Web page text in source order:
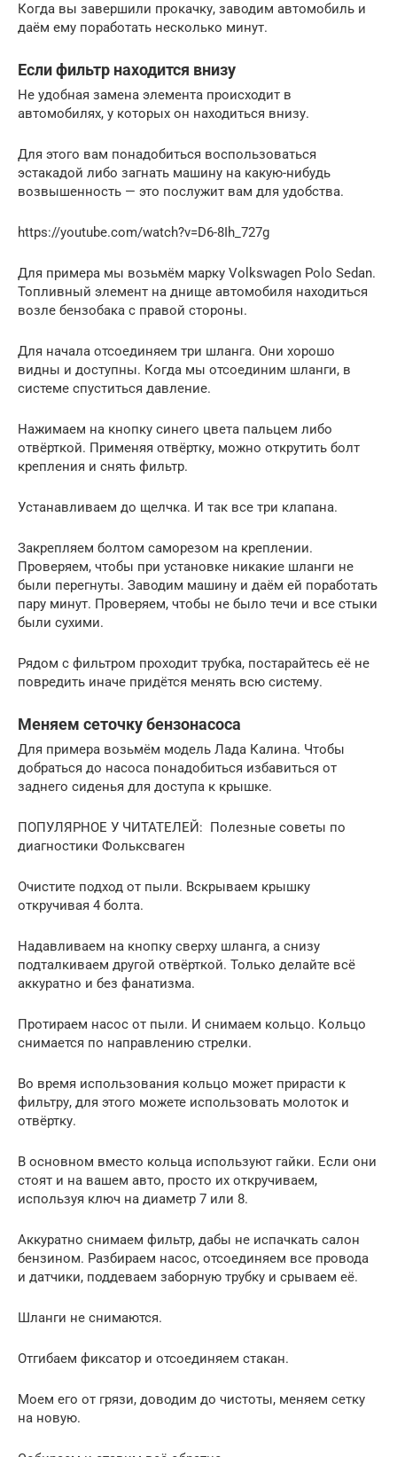
Когда вы завершили прокачку, заводим автомобиль и
даём ему поработать несколько минут.
Если фильтр находится внизу
Не удобная замена элемента происходит в
автомобилях, у которых он находиться внизу.
Для этого вам понадобиться воспользоваться
эстакадой либо загнать машину на какую-нибудь
возвышенность — это послужит вам для удобства.
https://youtube.com/watch?v=D6-8Ih_727g
Для примера мы возьмём марку Volkswagen Polo Sedan.
Топливный элемент на днище автомобиля находиться
возле бензобака с правой стороны.
Для начала отсоединяем три шланга. Они хорошо
видны и доступны. Когда мы отсоединим шланги, в
системе спуститься давление.
Нажимаем на кнопку синего цвета пальцем либо
отвёрткой. Применяя отвёртку, можно открутить болт
крепления и снять фильтр.
Устанавливаем до щелчка. И так все три клапана.
Закрепляем болтом саморезом на креплении.
Проверяем, чтобы при установке никакие шланги не
были перегнуты. Заводим машину и даём ей поработать
пару минут. Проверяем, чтобы не было течи и все стыки
были сухими.
Рядом с фильтром проходит трубка, постарайтесь её не
повредить иначе придётся менять всю систему.
Меняем сеточку бензонасоса
Для примера возьмём модель Лада Калина. Чтобы
добраться до насоса понадобиться избавиться от
заднего сиденья для доступа к крышке.
ПОПУЛЯРНОЕ У ЧИТАТЕЛЕЙ: Полезные советы по
диагностики Фольксваген
Очистите подход от пыли. Вскрываем крышку
откручивая 4 болта.
Надавливаем на кнопку сверху шланга, а снизу
подталкиваем другой отвёрткой. Только делайте всё
аккуратно и без фанатизма.
Протираем насос от пыли. И снимаем кольцо. Кольцо
снимается по направлению стрелки.
Во время использования кольцо может прирасти к
фильтру, для этого можете использовать молоток и
отвёртку.
В основном вместо кольца используют гайки. Если они
стоят и на вашем авто, просто их откручиваем,
используя ключ на диаметр 7 или 8.
Аккуратно снимаем фильтр, дабы не испачкать салон
бензином. Разбираем насос, отсоединяем все провода
и датчики, поддеваем заборную трубку и срываем её.
Шланги не снимаются.
Отгибаем фиксатор и отсоединяем стакан.
Моем его от грязи, доводим до чистоты, меняем сетку
на новую.